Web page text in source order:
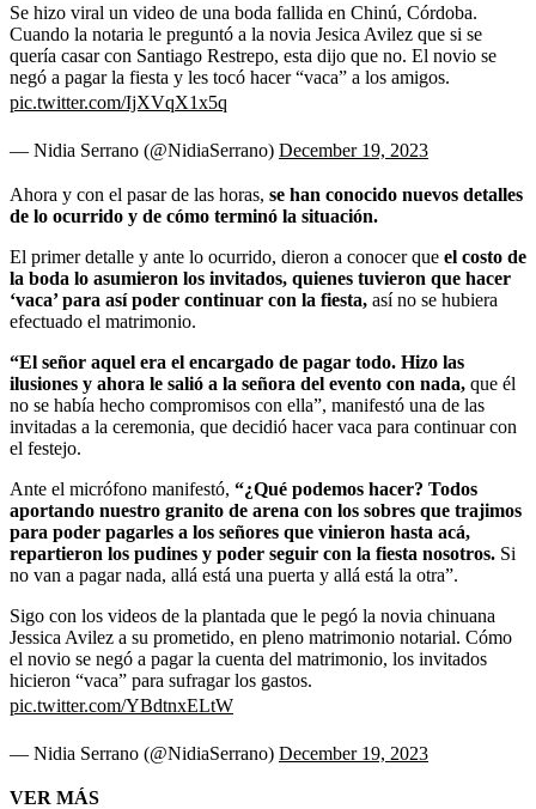
Se hizo viral un video de una boda fallida en Chinú, Córdoba.
Cuando la notaria le preguntó a la novia Jesica Avilez que si se
quería casar con Santiago Restrepo, esta dijo que no. El novio se
negó a pagar la fiesta y les tocó hacer “vaca” a los amigos.
pic.twitter.com/IjXVqX1x5q
— Nidia Serrano (@NidiaSerrano) December 19, 2023
Ahora y con el pasar de las horas, se han conocido nuevos detalles
de lo ocurrido y de cómo terminó la situación.
El primer detalle y ante lo ocurrido, dieron a conocer que el costo de
la boda lo asumieron los invitados, quienes tuvieron que hacer
‘vaca’ para así poder continuar con la fiesta, así no se hubiera
efectuado el matrimonio.
“El señor aquel era el encargado de pagar todo. Hizo las
ilusiones y ahora le salió a la señora del evento con nada, que él
no se había hecho compromisos con ella”, manifestó una de las
invitadas a la ceremonia, que decidió hacer vaca para continuar con
el festejo.
Ante el micrófono manifestó, “¿Qué podemos hacer? Todos
aportando nuestro granito de arena con los sobres que trajimos
para poder pagarles a los señores que vinieron hasta acá,
repartieron los pudines y poder seguir con la fiesta nosotros. Si
no van a pagar nada, allá está una puerta y allá está la otra”.
Sigo con los videos de la plantada que le pegó la novia chinuana
Jessica Avilez a su prometido, en pleno matrimonio notarial. Cómo
el novio se negó a pagar la cuenta del matrimonio, los invitados
hicieron “vaca” para sufragar los gastos.
pic.twitter.com/YBdtnxELtW
— Nidia Serrano (@NidiaSerrano) December 19, 2023
VER MÁS